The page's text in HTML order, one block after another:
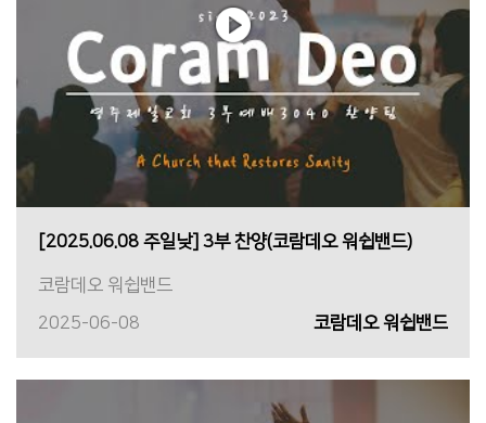
[2025.06.08 주일낮] 3부 찬양(코람데오 워쉽밴드)
코람데오 워쉽밴드
2025-06-08
코람데오 워쉽밴드